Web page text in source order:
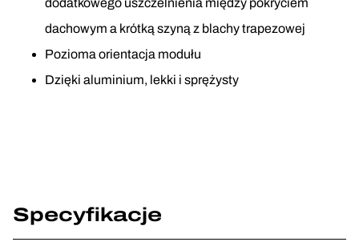
dachowym a krótką szyną z blachy trapezowej
Pozioma orientacja modułu
Dzięki aluminium, lekki i sprężysty
Specyfikacje